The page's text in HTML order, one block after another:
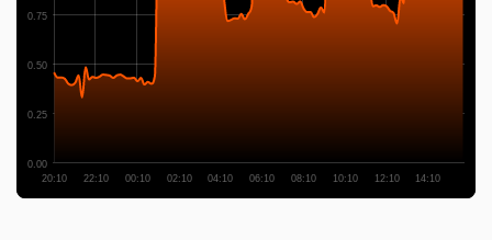
20:10 22:10 00:10 02:10 04:10 06:10 08:10 10:10 12:10 14:10
0.00
0.25
0.50
0.75